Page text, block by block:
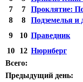
7
7 Проклятие:
8
8 Подземелья и
9
10 Праведник
10
12 Нюрнберг
Всего:
Предыдущий день: